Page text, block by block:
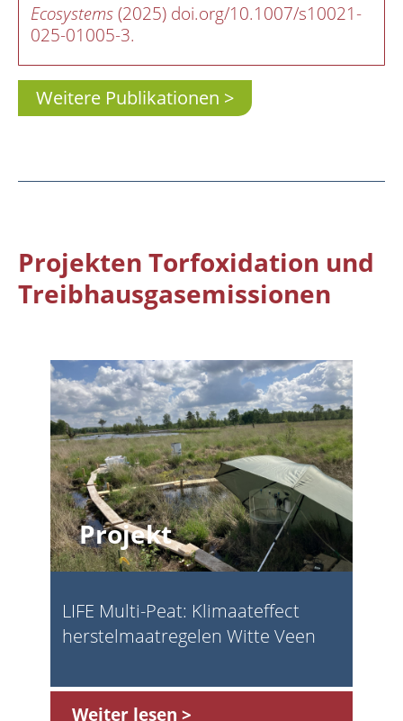
Ecosystems(2025) doi.org/10.1007/s10021-
025-01005-3.
Weitere Publikationen
Projekten Torfoxidation und
Treibhausgasemissionen
Projekt
LIFE Multi-Peat: Klimaateffect
herstelmaatregelen Witte Veen
Weiter lesen